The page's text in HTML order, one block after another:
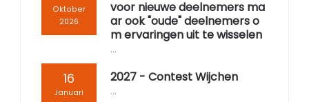
CGN Champions
Oktober
2026
voor nieuwe deelnemers ma
ar ook "oude" deelnemers o
m ervaringen uit te wisselen
...
16
Januari
2027 - Contest Wijchen
...